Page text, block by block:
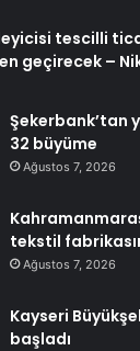
tescilli
geçirecek –
Şekerbank’tan
32 büyüme
Ağustos 7, 2026
tekstil
Ağustos 7, 2026
Kayseri
başladı